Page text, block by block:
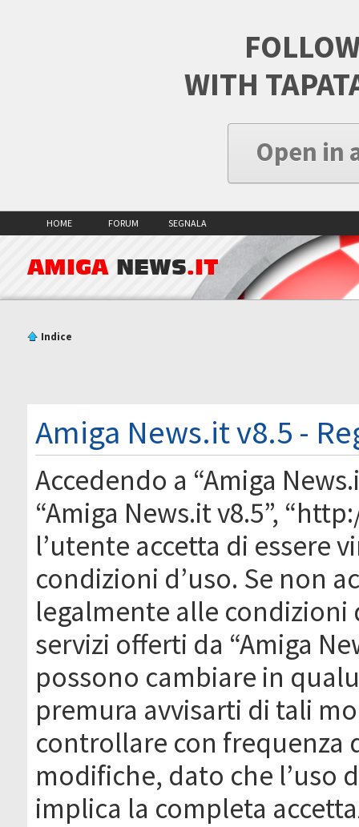
WITH
Open in
HOME FORUM SEGNALA
AMIGA NEWS.IT
Indice
Amiga News.it v8.5 -
Accedendo a “Amiga
“Amiga News.it v8.5”,
l’utente accetta di essere
condizioni d’uso. Se non
legalmente alle condizioni
servizi offerti da “Amiga
possono cambiare in
premura avvisarti di tali
controllare con frequenza
modifiche, dato che l’uso
implica la completa